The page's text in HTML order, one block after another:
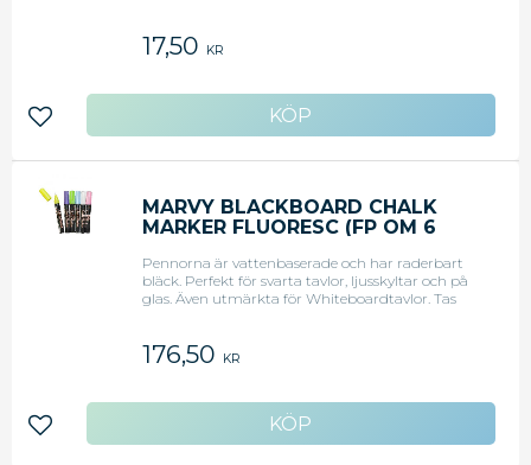
17,50 KR
Lägg till i favoriter
MARVY BLACKBOARD CHALK
MARKER FLUORESC (FP OM 6
Pennorna är vattenbaserade och har raderbart
bläck. Perfekt för svarta tavlor, ljusskyltar och på
glas. Även utmärkta för Whiteboardtavlor. Tas
violett. Rund spets
176,50 KR
Lägg till i favoriter